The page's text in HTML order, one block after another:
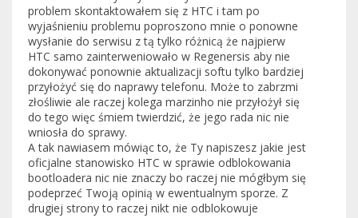
problem skontaktowałem się z HTC i tam po
wyjaśnieniu problemu poproszono mnie o ponowne
wysłanie do serwisu z tą tylko różnicą że najpierw
HTC samo zainterweniowało w Regenersis aby nie
dokonywać ponownie aktualizacji softu tylko bardziej
przyłożyć się do naprawy telefonu. Może to zabrzmi
złośliwie ale raczej kolega marzinho nie przyłożył się
do tego więc śmiem twierdzić, że jego rada nic nie
wniosła do sprawy.
A tak nawiasem mówiąc to, że Ty napiszesz jakie jest
oficjalne stanowisko HTC w sprawie odblokowania
bootloadera nic nie znaczy bo raczej nie mógłbym się
podeprzeć Twoją opinią w ewentualnym sporze. Z
drugiej strony to raczej nikt nie odblokowuje